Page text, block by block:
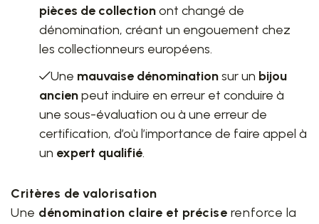
pièces de collectionont changé de
dénomination, créant un engouement chez
les collectionneurs européens.
Une mauvaise dénominationsur un bijou
ancienpeut induire en erreur et conduire à
une sous-évaluation ou à une erreur de
certification, d’où l’importance de faire appel à
un expert qualifié.
Critères de valorisation
Une dénomination claire et précise renforce la